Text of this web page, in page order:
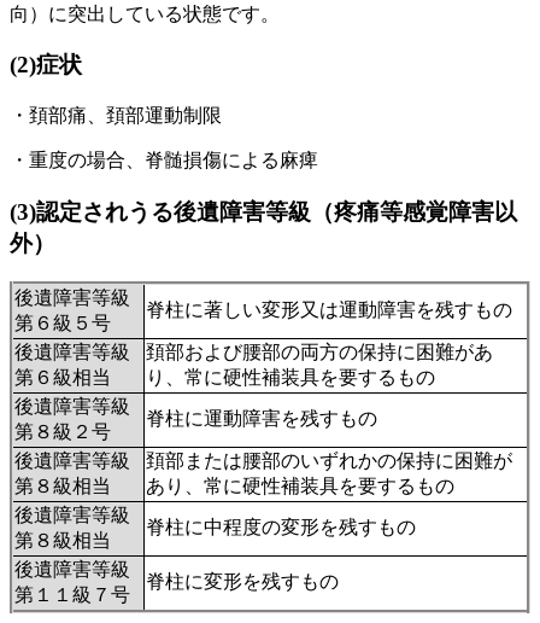
向）に突出している状態です。
(2)症状
・頚部痛、頚部運動制限
・重度の場合、脊髄損傷による麻痺
(3)認定されうる後遺障害等級（疼痛等感覚障害以
外）
後遺障害等級
第６級５号
脊柱に著しい変形又は運動障害を残すもの
後遺障害等級
第６級相当
頚部および腰部の両方の保持に困難があ
り、常に硬性補装具を要するもの
後遺障害等級
第８級２号
脊柱に運動障害を残すもの
後遺障害等級
第８級相当
頚部または腰部のいずれかの保持に困難が
あり、常に硬性補装具を要するもの
後遺障害等級
第８級相当
脊柱に中程度の変形を残すもの
後遺障害等級
第１１級７号
脊柱に変形を残すもの